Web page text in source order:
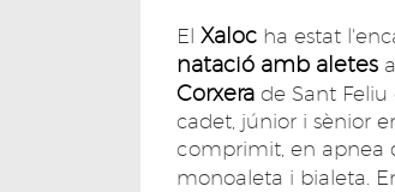
El Xaloc ha estat
natació amb aletes
Corxera de Sant Feliu
cadet, júnior i sènior
comprimit, en apnea
monoaleta i bialeta.